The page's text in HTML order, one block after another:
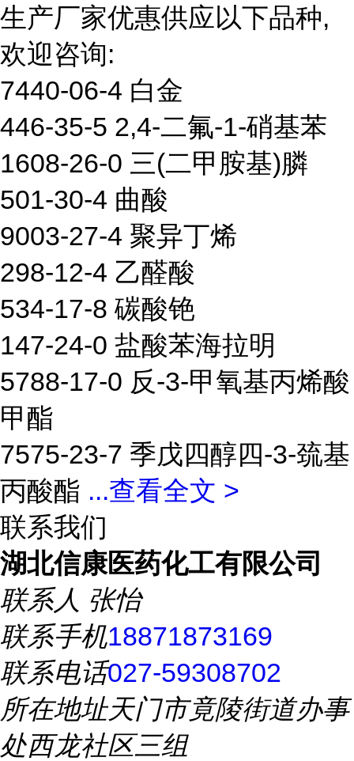
生产厂家优惠供应以下品种,
欢迎咨询:
7440-06-4 白金
446-35-5 2,4-二氟-1-硝基苯
1608-26-0 三(二甲胺基)膦
501-30-4 曲酸
9003-27-4 聚异丁烯
298-12-4 乙醛酸
534-17-8 碳酸铯
147-24-0 盐酸苯海拉明
5788-17-0 反-3-甲氧基丙烯酸
甲酯
7575-23-7 季戊四醇四-3-巯基
丙酸酯 ...查看全文 >
联系我们
湖北信康医药化工有限公司
联系人 张怡
联系手机18871873169
联系电话027-59308702
所在地址天门市竟陵街道办事
处西龙社区三组